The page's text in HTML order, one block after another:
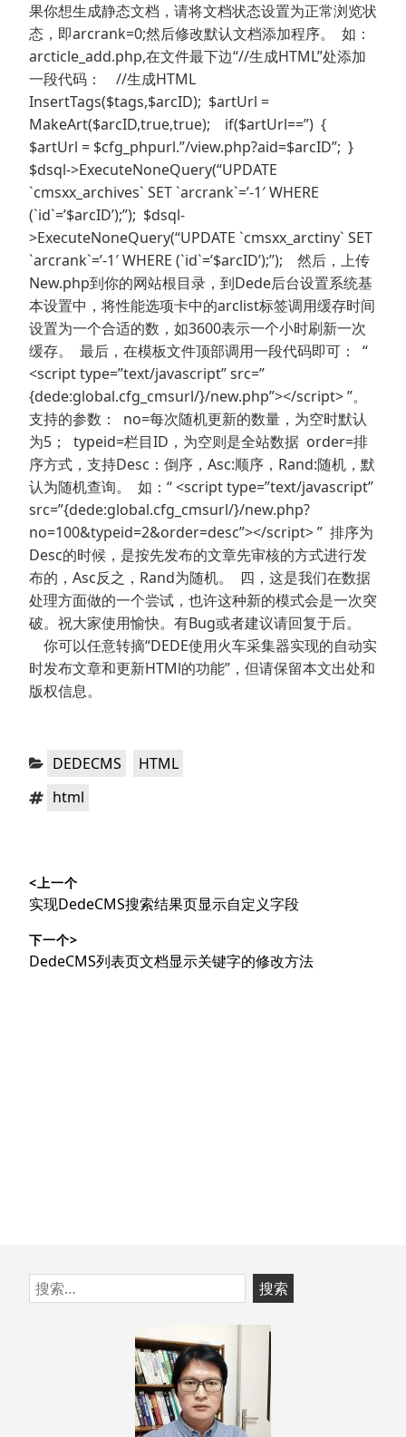
果你想生成静态文档，请将文档状态设置为正常浏览状
态，即arcrank=0;然后修改默认文档添加程序。 如：
arcticle_add.php,在文件最下边“//生成HTML”处添加
一段代码： //生成HTML
InsertTags($tags,$arcID); $artUrl =
MakeArt($arcID,true,true); if($artUrl==”) {
$artUrl = $cfg_phpurl.”/view.php?aid=$arcID”; }
$dsql->ExecuteNoneQuery(“UPDATE
`cmsxx_archives` SET `arcrank`=’-1′ WHERE
(`id`=’$arcID’);”); $dsql-
>ExecuteNoneQuery(“UPDATE `cmsxx_arctiny` SET
`arcrank`=’-1′ WHERE (`id`=’$arcID’);”); 然后，上传
New.php到你的网站根目录，到Dede后台设置系统基
本设置中，将性能选项卡中的arclist标签调用缓存时间
设置为一个合适的数，如3600表示一个小时刷新一次
缓存。 最后，在模板文件顶部调用一段代码即可： “
<script type=”text/javascript” src=”
{dede:global.cfg_cmsurl/}/new.php”></script> ”。
支持的参数： no=每次随机更新的数量，为空时默认
为5； typeid=栏目ID，为空则是全站数据 order=排
序方式，支持Desc：倒序，Asc:顺序，Rand:随机，默
认为随机查询。 如：“ <script type=”text/javascript”
src=”{dede:global.cfg_cmsurl/}/new.php?
no=100&typeid=2&order=desc”></script> ” 排序为
Desc的时候，是按先发布的文章先审核的方式进行发
布的，Asc反之，Rand为随机。 四，这是我们在数据
处理方面做的一个尝试，也许这种新的模式会是一次突
破。祝大家使用愉快。有Bug或者建议请回复于后。
你可以任意转摘“DEDE使用火车采集器实现的自动实
时发布文章和更新HTMl的功能”，但请保留本文出处和
版权信息。
分
DEDECMS ，HTML
标 html
章
导
航
<上一个
上
文
章：
实现DedeCMS搜索结果页显示自定义字段
下一个>
下
DedeCMS列表页文档显示关键字的修改方法
跳
至
搜
索：